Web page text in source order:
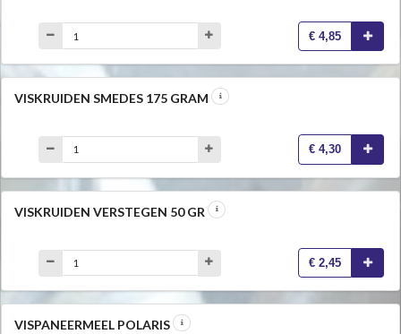
€ 4,85
VISKRUIDEN SMEDES 175 GRAM
€ 4,30
VISKRUIDEN VERSTEGEN 50 GR
€ 2,45
VISPANEERMEEL POLARIS